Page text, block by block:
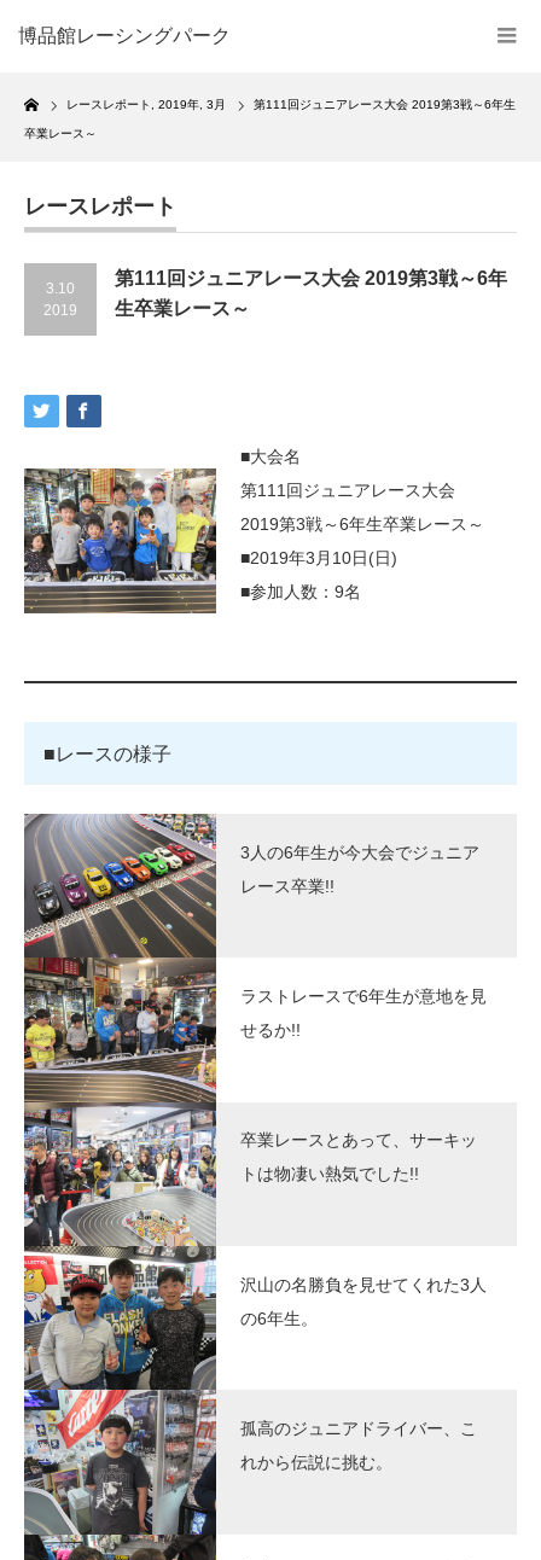
博品館レーシングパーク
Home
レースレポート 2019年 3月 第111回ジュニアレース大会 2019第3戦～6年生
卒業レース～
レースレポート
3.10
2019
第111回ジュニアレース大会 2019第3戦～6年
生卒業レース～
■大会名
第111回ジュニアレース大会
2019第3戦～6年生卒業レース～
■2019年3月10日(日)
■参加人数：9名
■レースの様子
3人の6年生が今大会でジュニア
レース卒業!!
ラストレースで6年生が意地を見
せるか!!
卒業レースとあって、サーキッ
トは物凄い熱気でした!!
沢山の名勝負を見せてくれた3人
の6年生。
孤高のジュニアドライバー、こ
れから伝説に挑む。